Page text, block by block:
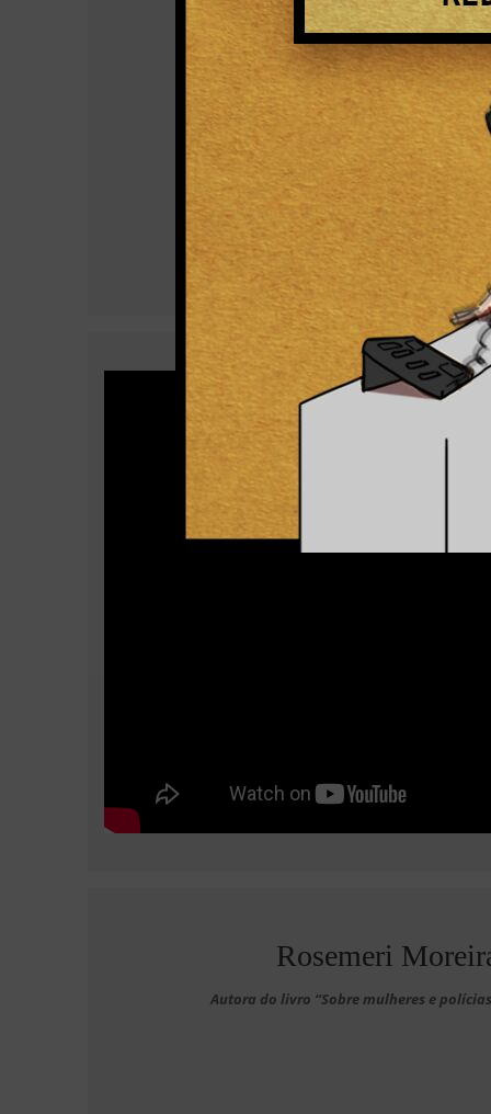
Rosemeri
Autora do livro “Sobre mulheres e